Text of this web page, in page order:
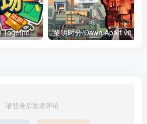
一起来开大商场/Mall Together Build.24397942|模拟经营|容量2.8GB|免安装绿色中文版
请登录后发表评论